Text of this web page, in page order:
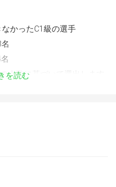
なかったC1級の選手
名
人数に基づいて選出します
有利になるようトーナメン
み合わせはランダムに決定
を読む